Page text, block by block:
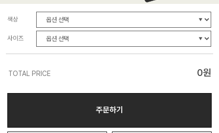
색상
사이즈
TOTAL PRICE 0원
주문하기